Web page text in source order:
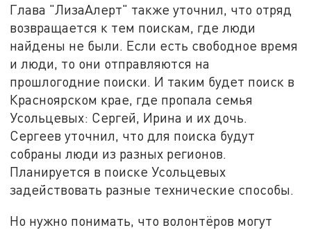
Глава "ЛизаАлерт" также уточнил, что отряд
возвращается к тем поискам, где люди
найдены не были. Если есть свободное время
и люди, то они отправляются на
прошлогодние поиски. И таким будет поиск в
Красноярском крае, где пропала семья
Усольцевых: Сергей, Ирина и их дочь.
Сергеев уточнил, что для поиска будут
собраны люди из разных регионов.
Планируется в поиске Усольцевых
задействовать разные технические способы.
Но нужно понимать, что волонтёров могут